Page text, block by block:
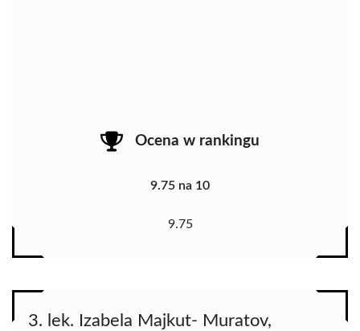
Ocena w rankingu
9.75 na 10
9.75
3. lek. Izabela Majkut- Muratov,